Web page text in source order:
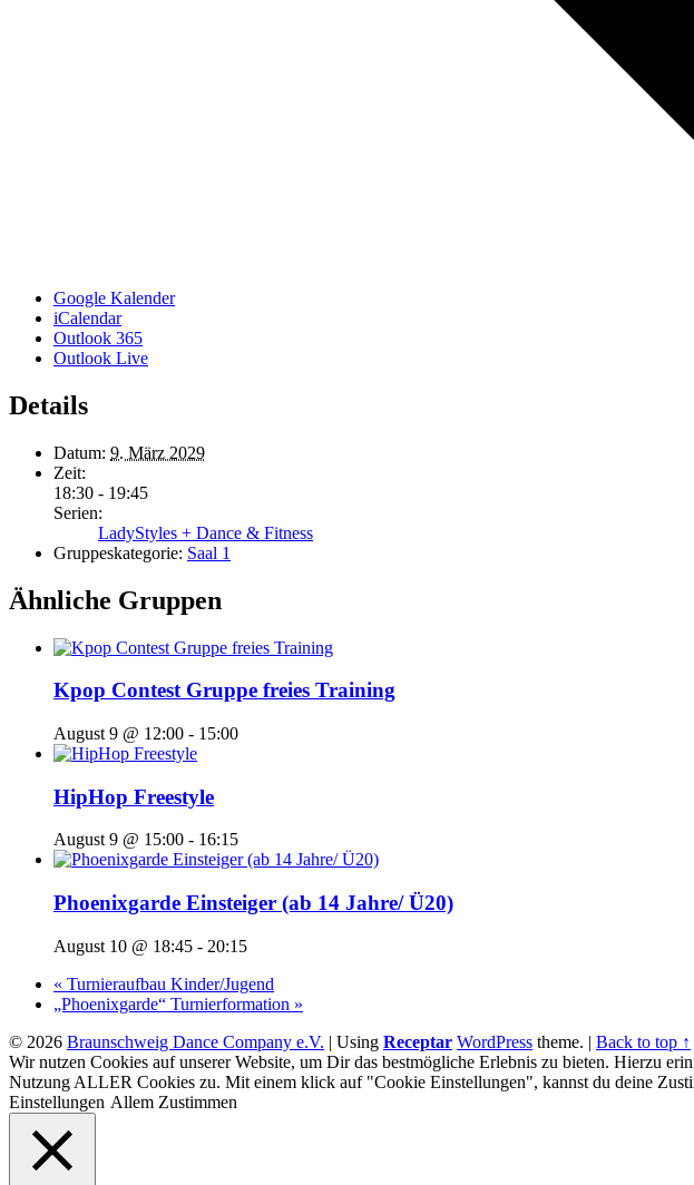
Google Kalender
iCalendar
Outlook 365
Outlook Live
Details
Datum: 9. März 2029
Zeit:
18:30 - 19:45
Serien:
LadyStyles + Dance & Fitness
Gruppeskategorie: Saal 1
Ähnliche Gruppen
Kpop Contest Gruppe freies Training
August 9 @ 12:00 - 15:00
HipHop Freestyle
August 9 @ 15:00 - 16:15
Phoenixgarde Einsteiger (ab 14 Jahre/ Ü20)
August 10 @ 18:45 - 20:15
« Turnieraufbau Kinder/Jugend
„Phoenixgarde“ Turnierformation »
© 2026 Braunschweig Dance Company e.V. | Using Receptar WordPress theme. | Back to top ↑
Wir nutzen Cookies auf unserer Website, um Dir das bestmögliche Erlebnis zu bieten. Hierzu
Nutzung ALLER Cookies zu. Mit einem klick auf "Cookie Einstellungen", kannst du deine
Einstellungen Allem Zustimmen